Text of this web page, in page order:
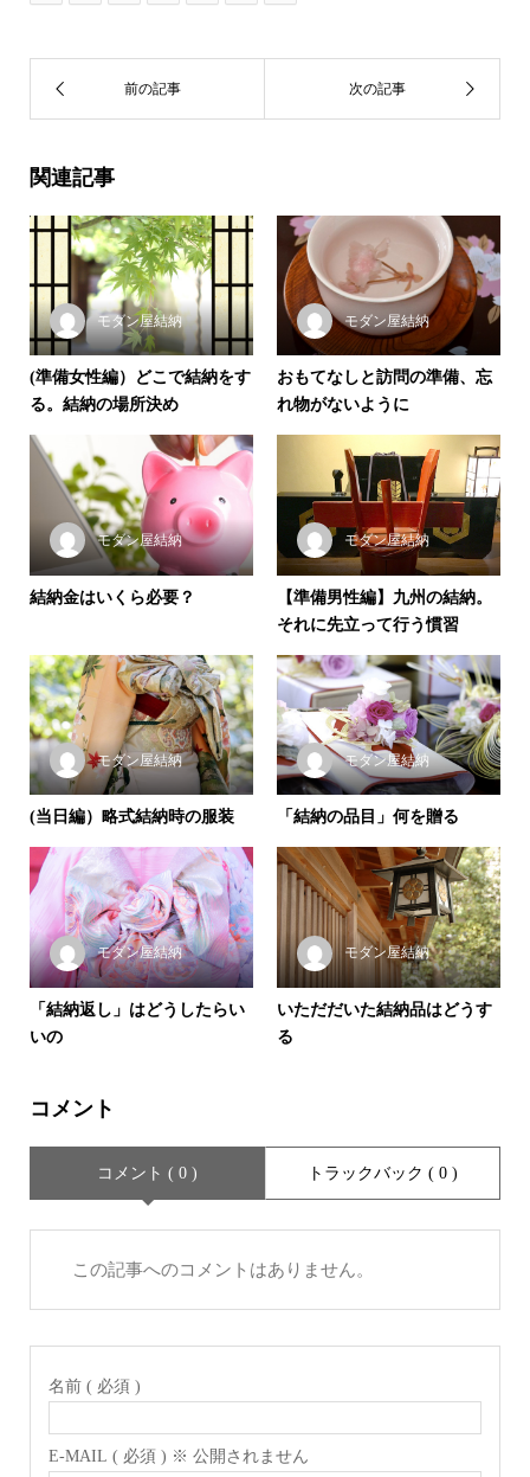
関連記事
モダン屋結納
(準備女性編）どこで結納をす
る。結納の場所決め
モダン屋結納
おもてなしと訪問の準備、忘
れ物がないように
モダン屋結納
結納金はいくら必要？
モダン屋結納
【準備男性編】九州の結納。
それに先立って行う慣習
モダン屋結納
(当日編）略式結納時の服装
モダン屋結納
「結納の品目」何を贈る
モダン屋結納
「結納返し」はどうしたらい
いの
モダン屋結納
いただだいた結納品はどうす
る
コメント
コメント ( 0 ) トラックバック ( 0 )
この記事へのコメントはありません。
名前 ( 必須 )
E-MAIL ( 必須 ) ※ 公開されません